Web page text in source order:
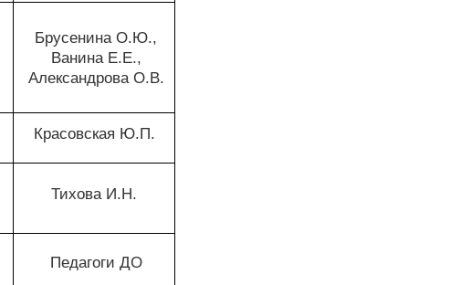
Брусенина О.Ю.,
Ванина Е.Е.,
Александрова О.В.
Красовская Ю.П.
Тихова И.Н.
Педагоги ДО